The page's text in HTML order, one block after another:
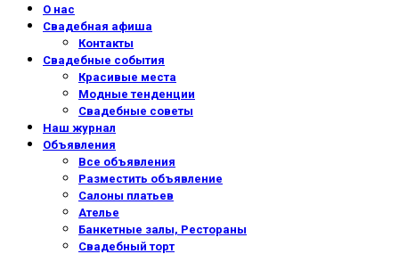
О нас
Свадебная афиша
Контакты
Свадебные события
Красивые места
Модные тенденции
Свадебные советы
Наш журнал
Объявления
Все объявления
Разместить объявление
Салоны платьев
Ателье
Банкетные залы, Рестораны
Свадебный торт